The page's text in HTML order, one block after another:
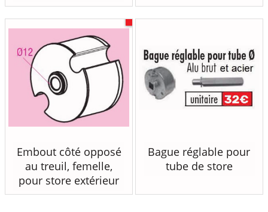
Embout côté opposé
au treuil, femelle,
pour store extérieur
Bague réglable pour
tube de store